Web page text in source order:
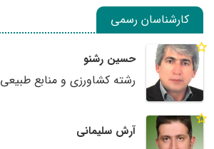
کارشناسان رسمی
حسین رشنو
رشته کشاورزی و منابع طبیعی
آرش سلیمانی